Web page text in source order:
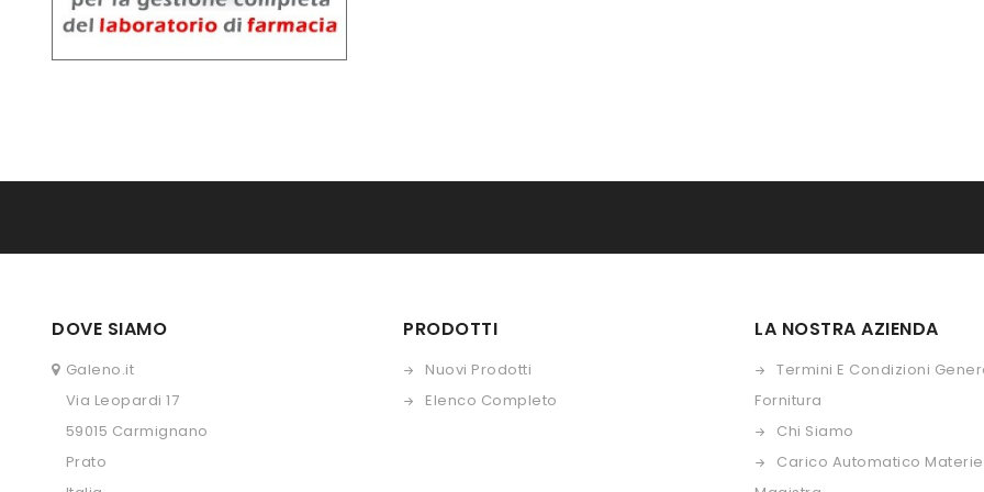
DOVE SIAMO
Galeno.it
Via Leopardi 17
59015 Carmignano
Prato
PRODOTTI
Nuovi Prodotti
Elenco Completo
LA NOSTRA AZIENDA
Termini E Condizioni
Fornitura
Chi Siamo
Carico Automatico